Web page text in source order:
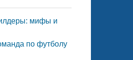
мифы и
по футболу